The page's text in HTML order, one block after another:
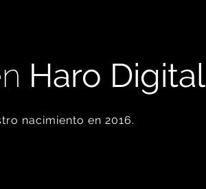
Haro Digital
nacimiento en 2016.